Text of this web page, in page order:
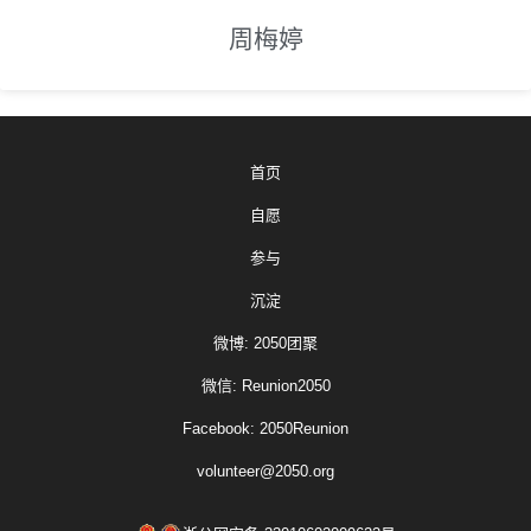
周梅婷
首页
自愿
参与
沉淀
微博: 2050团聚
微信: Reunion2050
Facebook: 2050Reunion
volunteer@2050.org